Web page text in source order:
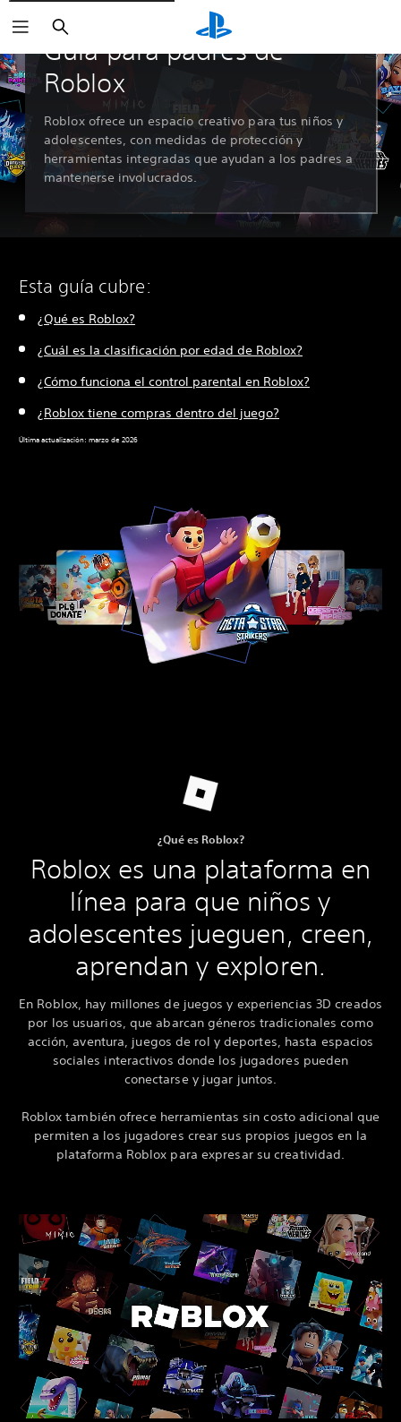
Buscar
Guía para padres de
Roblox
Roblox ofrece un espacio creativo para tus niños y
adolescentes, con medidas de protección y
herramientas integradas que ayudan a los padres a
mantenerse involucrados.
Esta guía cubre:
¿Qué es Roblox?
¿Cuál es la clasificación por edad de Roblox?
¿Cómo funciona el control parental en Roblox?
¿Roblox tiene compras dentro del juego?
Última actualización: marzo de 2026
¿Qué es Roblox?
Roblox es una plataforma en
línea para que niños y
adolescentes jueguen, creen,
aprendan y exploren.
En Roblox, hay millones de juegos y experiencias 3D creados
por los usuarios, que abarcan géneros tradicionales como
acción, aventura, juegos de rol y deportes, hasta espacios
sociales interactivos donde los jugadores pueden
conectarse y jugar juntos.
Roblox también ofrece herramientas sin costo adicional que
permiten a los jugadores crear sus propios juegos en la
plataforma Roblox para expresar su creatividad.